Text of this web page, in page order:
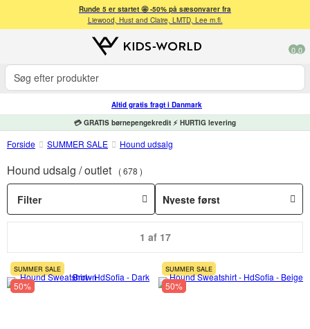
Runde 5 er startet 🤩 -50% på sæsonvarer fra
Liewood, Hust and Claire, LMTD, Lee m.fl.
0 0
Altid gratis fragt i Danmark
💳 GRATIS børnepengekredit ⚡ HURTIG levering
Forside SUMMER SALE Hound udsalg
Hound udsalg / outlet 678
Filter
1 af 17
SUMMER SALE
50%
SUMMER SALE
50%